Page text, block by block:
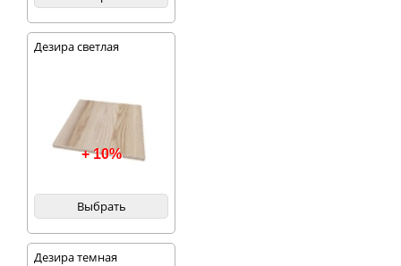
Дезира светлая
+ 10%
Выбрать
Дезира темная